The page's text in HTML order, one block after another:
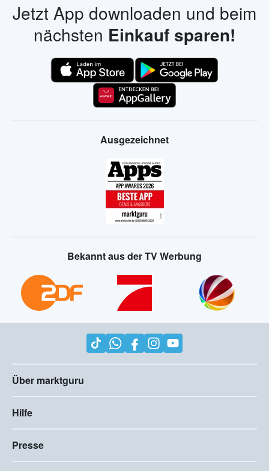
Jetzt App downloaden und beim
nächsten Einkauf sparen!
Ausgezeichnet
Bekannt aus der TV Werbung
Über marktguru
Hilfe
Presse